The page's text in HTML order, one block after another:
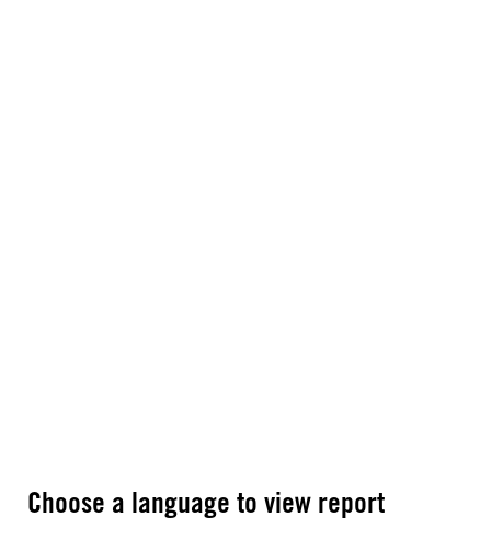
Choose a language to view report